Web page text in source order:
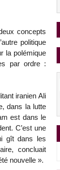
concepts
politique
la polémique
par ordre :
iranien Ali
dans la lutte
est dans le
C’est une
gît dans les
concluait
nouvelle ».